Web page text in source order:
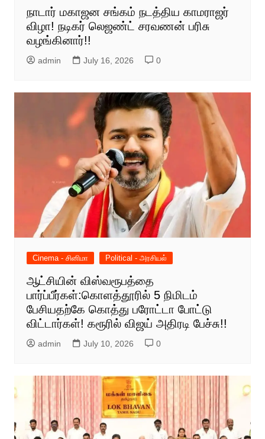
நாடார் மகாஜன சங்கம் நடத்திய காமராஜர்
விழா! நடிகர் லெஜண்ட் சரவணன் பரிசு
வழங்கினார்!!
admin July 16, 2026 0
Cinema - சினிமா Political - அரசியல்
ஆட்சியின் விஸ்வரூபத்தை
பார்ப்பீர்கள்:கொளத்தூரில் 5 நிமிடம்
பேசியதற்கே கொத்து பரோட்டா போட்டு
விட்டார்கள்! கரூரில் விஜய் அதிரடி பேச்சு!!
admin July 10, 2026 0